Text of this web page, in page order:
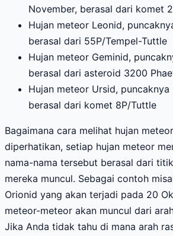
November, berasal dari komet
Hujan meteor Leonid,
berasal dari 55P/Tempel-Tuttle
Hujan meteor Geminid,
berasal dari asteroid 3200
Hujan meteor Ursid, puncaknya
berasal dari komet 8P/Tuttle
Bagaimana cara melihat hujan
diperhatikan, setiap hujan meteor
nama-nama tersebut berasal dari
mereka muncul. Sebagai contoh
Orionid yang akan terjadi pada 20
meteor-meteor akan muncul dari
Jika Anda tidak tahu di mana arah